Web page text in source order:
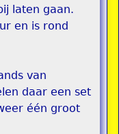
laten gaan.
en is rond
van
daar een set
één groot